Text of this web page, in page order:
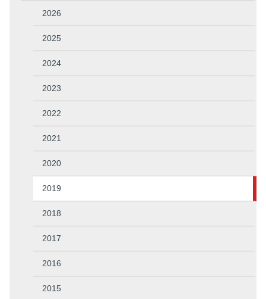
2026
2025
2024
2023
2022
2021
2020
2019
2018
2017
2016
2015